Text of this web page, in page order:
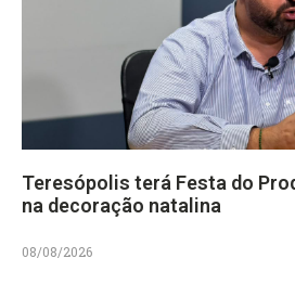
Teresópolis terá Festa do
na decoração natalina
08/08/2026